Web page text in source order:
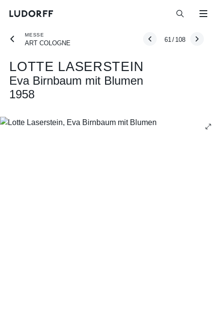
MESSE
ART COLOGNE
61 / 108
LOTTE LASERSTEIN
Eva Birnbaum mit Blumen
1958